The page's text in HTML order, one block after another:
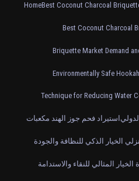
HomeBest Coconut Charcoal
Best Coconut Charcoal
Briquette Market Demand
Environmentally Safe
Technique for Reducing Water
استيراد فحم جوز الهند مكعبات
الخيار الذكي للنظافة والجودة
المثالي للنقاء والاستدامة